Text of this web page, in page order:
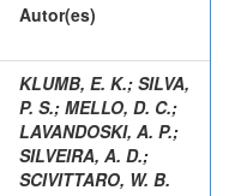
Autor(es)
KLUMB, E. K.; SILVA,
P. S.; MELLO, D. C.;
LAVANDOSKI, A. P.;
SILVEIRA, A. D.;
SCIVITTARO, W. B.